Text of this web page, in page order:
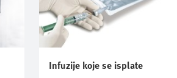
Infuzije koje se isplate